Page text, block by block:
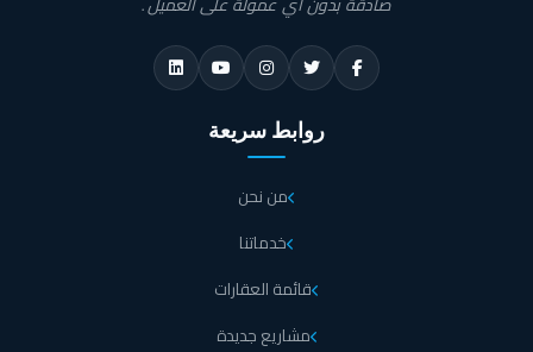
روابط سريعة
من نحن
خدماتنا
قائمة العقارات
مشاريع جديدة